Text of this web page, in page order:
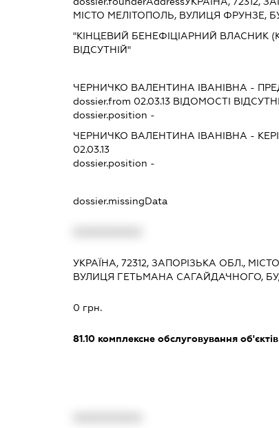
МІСТО МЕЛІТОПОЛЬ, ВУЛИЦЯ ФРУНЗЕ,
"КІНЦЕВИЙ БЕНЕФІЦІАРНИЙ ВЛАСНИК
ВІДСУТНІЙ"
ЧЕРНИЧКО ВАЛЕНТИНА ІВАНІВНА -
dossier.from 02.03.13ВІДОМОСТІ ВІДСУТНІ
dossier.position -
ЧЕРНИЧКО ВАЛЕНТИНА ІВАНІВНА -
02.03.13
dossier.position -
dossier.missingData
УКРАЇНА, 72312, ЗАПОРІЗЬКА ОБЛ.,
ВУЛИЦЯ ГЕТЬМАНА САГАЙДАЧНОГО,
0 грн.
81.10комплексне обслуговування об'єктів